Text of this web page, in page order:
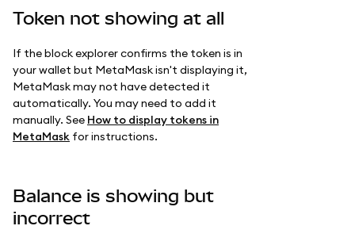
Token not showing at all
If the block explorer confirms the token is in
your wallet but MetaMask isn't displaying it,
MetaMask may not have detected it
automatically. You may need to add it
manually. See How to display tokens in
MetaMask for instructions.
Balance is showing but
incorrect